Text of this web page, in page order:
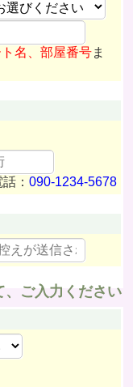
名、部屋番号ま
話：090-1234-5678
、ご入力ください